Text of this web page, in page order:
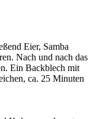
Eier, Samba
Nach und nach das
Ein Backblech mit
ca. 25 Minuten